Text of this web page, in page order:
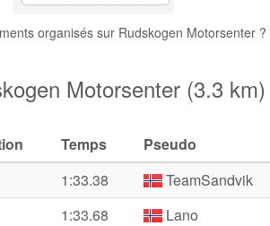
organisés sur Rudskogen Motorsenter ?
Motorsenter (3.3 km)
Temps Pseudo
1:33.38 TeamSandvik
1:33.68 Lano